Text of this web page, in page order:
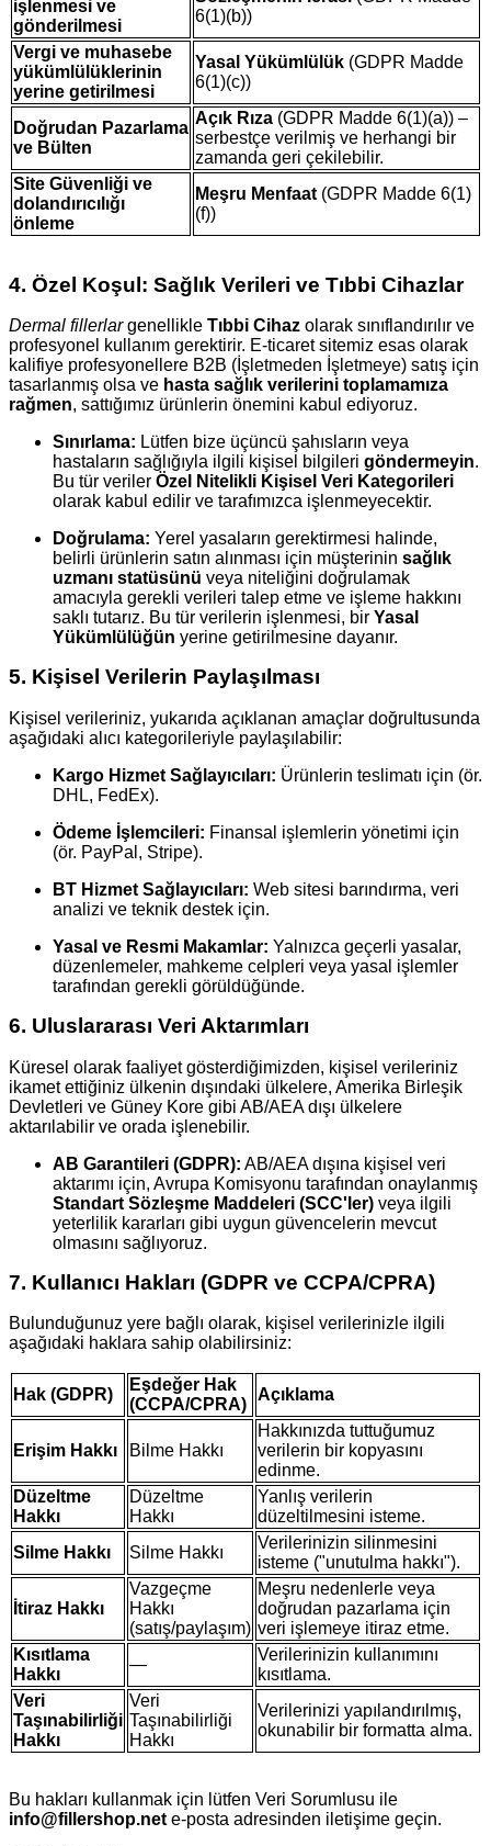
işlenmesi ve
gönderilmesi
6(1)(b))
Vergi ve muhasebe
yükümlülüklerinin
yerine getirilmesi
Yasal Yükümlülük (GDPR Madde
6(1)(c))
Doğrudan Pazarlama
ve Bülten
Açık Rıza (GDPR Madde 6(1)(a)) –
serbestçe verilmiş ve herhangi bir
zamanda geri çekilebilir.
Site Güvenliği ve
dolandırıcılığı
önleme
Meşru Menfaat (GDPR Madde 6(1)
(f))
4. Özel Koşul: Sağlık Verileri ve Tıbbi Cihazlar
Dermal fillerlargenellikle Tıbbi Cihaz olarak sınıflandırılır ve
profesyonel kullanım gerektirir. E-ticaret sitemiz esas olarak
kalifiye profesyonellere B2B (İşletmeden İşletmeye) satış için
tasarlanmış olsa ve hasta sağlık verilerini toplamamıza
rağmen, sattığımız ürünlerin önemini kabul ediyoruz.
Sınırlama: Lütfen bize üçüncü şahısların veya
hastaların sağlığıyla ilgili kişisel bilgileri göndermeyin.
Bu tür veriler Özel Nitelikli Kişisel Veri Kategorileri
olarak kabul edilir ve tarafımızca işlenmeyecektir.
Doğrulama: Yerel yasaların gerektirmesi halinde,
belirli ürünlerin satın alınması için müşterinin sağlık
uzmanı statüsünü veya niteliğini doğrulamak
amacıyla gerekli verileri talep etme ve işleme hakkını
saklı tutarız. Bu tür verilerin işlenmesi, bir Yasal
Yükümlülüğün yerine getirilmesine dayanır.
5. Kişisel Verilerin Paylaşılması
Kişisel verileriniz, yukarıda açıklanan amaçlar doğrultusunda
aşağıdaki alıcı kategorileriyle paylaşılabilir:
Kargo Hizmet Sağlayıcıları: Ürünlerin teslimatı için (ör.
DHL, FedEx).
Ödeme İşlemcileri: Finansal işlemlerin yönetimi için
(ör. PayPal, Stripe).
BT Hizmet Sağlayıcıları: Web sitesi barındırma, veri
analizi ve teknik destek için.
Yasal ve Resmi Makamlar: Yalnızca geçerli yasalar,
düzenlemeler, mahkeme celpleri veya yasal işlemler
tarafından gerekli görüldüğünde.
6. Uluslararası Veri Aktarımları
Küresel olarak faaliyet gösterdiğimizden, kişisel verileriniz
ikamet ettiğiniz ülkenin dışındaki ülkelere, Amerika Birleşik
Devletleri ve Güney Kore gibi AB/AEA dışı ülkelere
aktarılabilir ve orada işlenebilir.
AB Garantileri (GDPR): AB/AEA dışına kişisel veri
aktarımı için, Avrupa Komisyonu tarafından onaylanmış
Standart Sözleşme Maddeleri (SCC'ler) veya ilgili
yeterlilik kararları gibi uygun güvencelerin mevcut
olmasını sağlıyoruz.
7. Kullanıcı Hakları (GDPR ve CCPA/CPRA)
Bulunduğunuz yere bağlı olarak, kişisel verilerinizle ilgili
aşağıdaki haklara sahip olabilirsiniz:
Hak (GDPR)
Eşdeğer Hak
(CCPA/CPRA)
Açıklama
Erişim Hakkı Bilme Hakkı
Hakkınızda tuttuğumuz
verilerin bir kopyasını
edinme.
Düzeltme
Hakkı
Düzeltme
Hakkı
Yanlış verilerin
düzeltilmesini isteme.
Silme Hakkı
Silme Hakkı
Verilerinizin silinmesini
isteme ("unutulma hakkı").
İtiraz Hakkı
Vazgeçme
Hakkı
(satış/paylaşım)
Meşru nedenlerle veya
doğrudan pazarlama için
veri işlemeye itiraz etme.
Kısıtlama
Hakkı
—
Verilerinizin kullanımını
kısıtlama.
Veri
Taşınabilirliği
Hakkı
Veri
Taşınabilirliği
Hakkı
Verilerinizi yapılandırılmış,
okunabilir bir formatta alma.
Bu hakları kullanmak için lütfen Veri Sorumlusu ile
info@fillershop.nete-posta adresinden iletişime geçin.